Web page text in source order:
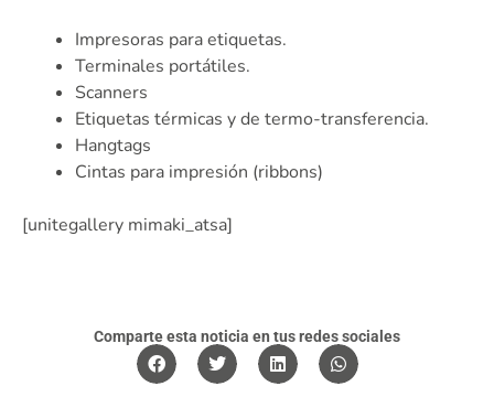
Impresoras para etiquetas.
Terminales portátiles.
Scanners
Etiquetas térmicas y de termo-transferencia.
Hangtags
Cintas para impresión (ribbons)
[unitegallery mimaki_atsa]
Comparte esta noticia en tus redes sociales